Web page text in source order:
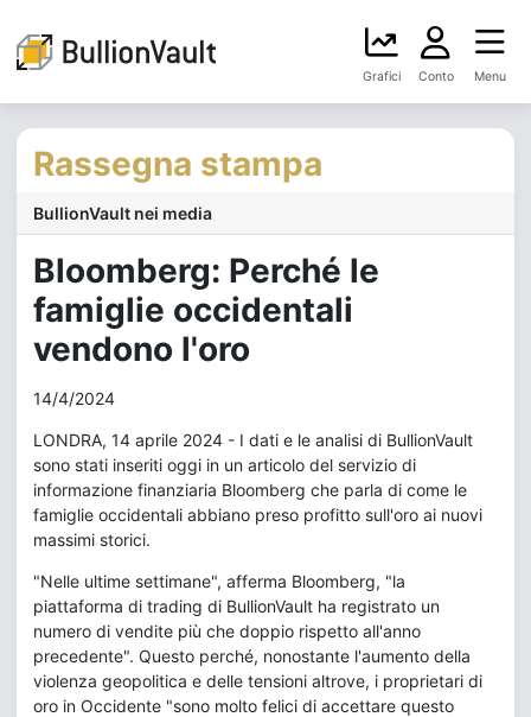
Grafici Conto Menu
Rassegna stampa
BullionVault nei media
Bloomberg: Perché le
famiglie occidentali
vendono l'oro
14/4/2024
LONDRA, 14 aprile 2024 - I dati e le analisi di BullionVault
sono stati inseriti oggi in un articolo del servizio di
informazione finanziaria Bloomberg che parla di come le
famiglie occidentali abbiano preso profitto sull'oro ai nuovi
massimi storici.
"Nelle ultime settimane", afferma Bloomberg, "la
piattaforma di trading di BullionVault ha registrato un
numero di vendite più che doppio rispetto all'anno
precedente". Questo perché, nonostante l'aumento della
violenza geopolitica e delle tensioni altrove, i proprietari di
oro in Occidente "sono molto felici di accettare questo